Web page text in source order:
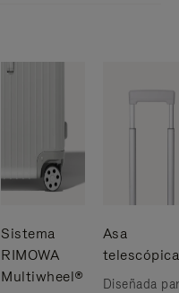
Sistema
RIMOWA
Multiwheel®
Asa
telescópica
Diseñada